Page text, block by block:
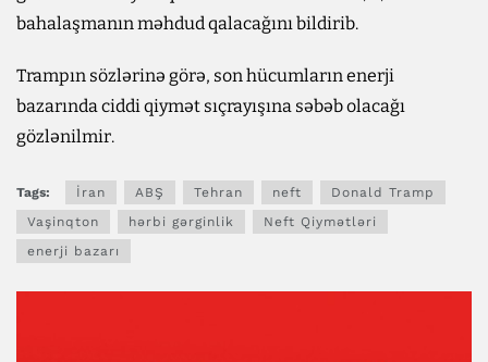
bahalaşmanın məhdud qalacağını bildirib.
Trampın sözlərinə görə, son hücumların enerji
bazarında ciddi qiymət sıçrayışına səbəb olacağı
gözlənilmir.
Tags: İran ABŞ Tehran neft
Donald Tramp
Vaşinqton
hərbi gərginlik
Neft Qiymətləri
enerji bazarı